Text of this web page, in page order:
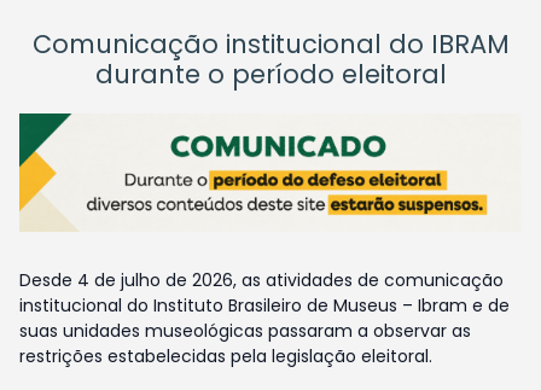
Comunicação institucional do IBRAM
durante o período eleitoral
Desde 4 de julho de 2026, as atividades de comunicação
institucional do Instituto Brasileiro de Museus – Ibram e de
suas unidades museológicas passaram a observar as
restrições estabelecidas pela legislação eleitoral.